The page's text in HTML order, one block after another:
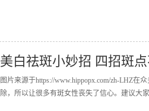
美白祛斑小妙招 四招斑
图片来源于https://www.hippopx.com/zh-LHZ
除，所以让很多有斑女性丧失了信心。建议大